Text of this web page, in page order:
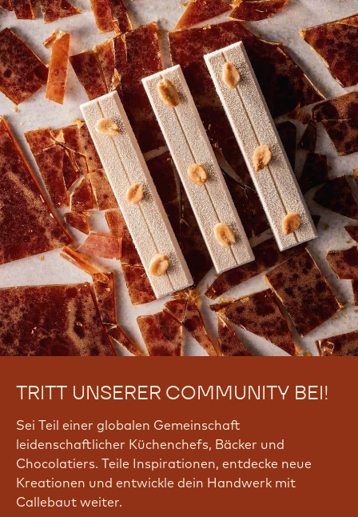
TRITT UNSERER COMMUNITY BEI!
Sei Teil einer globalen Gemeinschaft
leidenschaftlicher Küchenchefs, Bäcker und
Chocolatiers. Teile Inspirationen, entdecke neue
Kreationen und entwickle dein Handwerk mit
Callebaut weiter.